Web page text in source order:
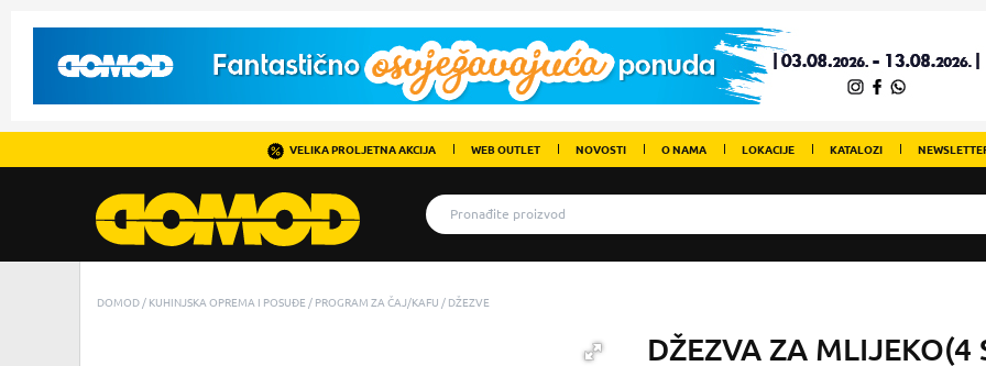
VELIKA PROLJETNA AKCIJA WEB OUTLET NOVOSTI O NAMA LOKACIJE KATALOZI
DOMOD KUHINJSKA OPREMA I POSUĐE PROGRAM ZA ČAJ/KAFU DŽEZVE
DŽEZVA ZA MLIJEKO(4